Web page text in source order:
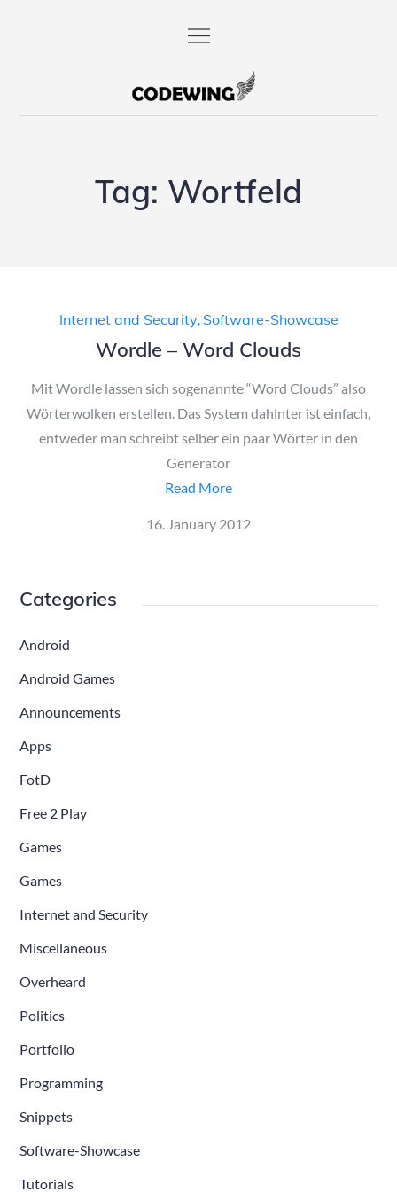
codewing.de
Tag: Wortfeld
Internet and Security, Software-Showcase
Wordle – Word Clouds
Mit Wordle lassen sich sogenannte “Word Clouds” also
Wörterwolken erstellen. Das System dahinter ist einfach,
entweder man schreibt selber ein paar Wörter in den
Generator
Read More
Posted
16. January 2012
Categories
Android
Android Games
Announcements
Apps
FotD
Free 2 Play
Games
Games
Internet and Security
Miscellaneous
Overheard
Politics
Portfolio
Programming
Snippets
Software-Showcase
Tutorials